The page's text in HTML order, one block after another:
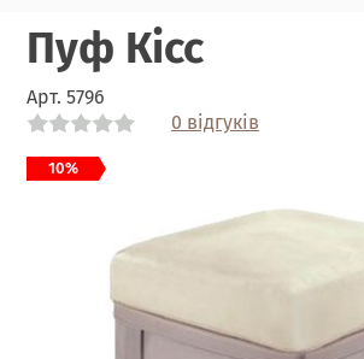
Пуф Кісс
Арт. 5796
0 відгуків
10%
Link
Link
Link
Link